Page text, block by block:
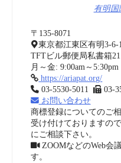
有明国
〒135-8071
東京都江東区有明3-6-
TFTビル郵便局私書箱
月～金: 9:00am～
https://ariapat.org/
03-5530-5011
03-
お問い合わせ
商標登録についてのご
受け付けておりますの
にご相談下さい。
ZOOMなどのWeb会
す。